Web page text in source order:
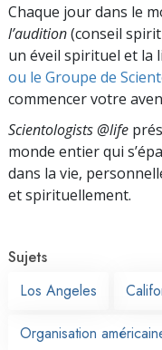
Chaque jour dans le
l’audition(conseil
un éveil spirituel et la
ou le Groupe de
commencer votre
Scientologists @life
monde entier qui
dans la vie,
et spirituellement.
Sujets
Los Angeles
Organisation